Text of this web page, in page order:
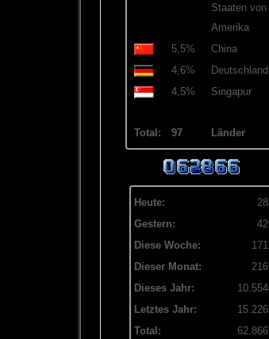
Staaten von
Amerika
5,5%
China
4,6%
Deutschland
4,5%
Singapur
Total: 97 Länder
Heute:
28
Gestern:
42
Diese Woche:
171
Dieser Monat:
216
Dieses Jahr:
10.554
Letztes Jahr:
15.226
Total:
62.866